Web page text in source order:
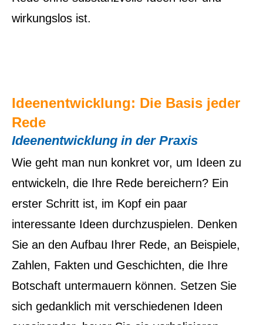
wirkungslos ist.
Ideenentwicklung: Die Basis jeder
Rede
Ideenentwicklung in der Praxis
Wie geht man nun konkret vor, um Ideen zu
entwickeln, die Ihre Rede bereichern? Ein
erster Schritt ist, im Kopf ein paar
interessante Ideen durchzuspielen. Denken
Sie an den Aufbau Ihrer Rede, an Beispiele,
Zahlen, Fakten und Geschichten, die Ihre
Botschaft untermauern können. Setzen Sie
sich gedanklich mit verschiedenen Ideen